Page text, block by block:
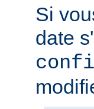
Si
date